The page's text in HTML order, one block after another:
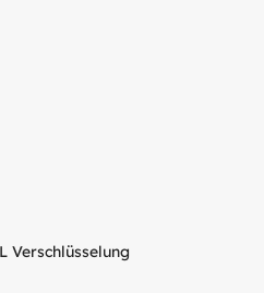
Verschlüsselung